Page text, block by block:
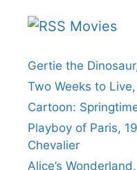
Movies
Gertie the
Two Weeks to
Cartoon:
Playboy of Paris,
Chevalier
Alice’s